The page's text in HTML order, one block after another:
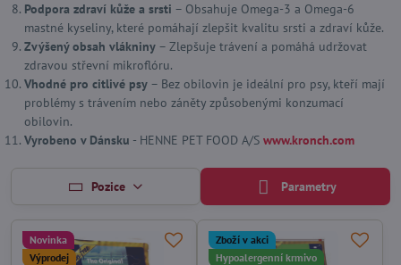
Podpora zdraví kůže a srsti – Obsahuje Omega-3 a Omega-6
mastné kyseliny, které pomáhají zlepšit kvalitu srsti a zdraví kůže.
Zvýšený obsah vlákniny – Zlepšuje trávení a pomáhá udržovat
zdravou střevní mikroflóru.
Vhodné pro citlivé psy – Bez obilovin je ideální pro psy, kteří mají
problémy s trávením nebo záněty způsobenými konzumací
obilovin.
Vyrobeno v Dánsku - HENNE PET FOOD A/S www.kronch.com
Pozice Parametry
Novinka
Výprodej
Zboží v akci
Hypoalergenní krmivo